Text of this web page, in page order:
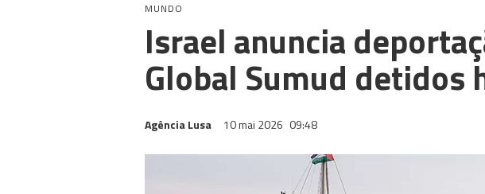
MUNDO
Israel anuncia
Global Sumud detidos
Agência Lusa 10 mai 2026 09:48